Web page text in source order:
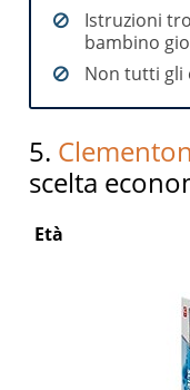
Istruzioni
bambino
Non tutti gli
5.
scelta
Età